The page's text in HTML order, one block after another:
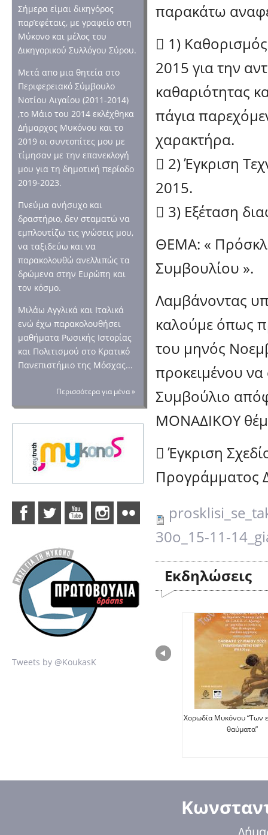
Σήμερα είμαι δικηγόρος
παρ’εφέταις, με γραφείο στη
Μύκονο και μέλος του
Δικηγορικού Συλλόγου Σύρου.
Μετά απο μια θητεία στο
Περιφερειακό Σύμβουλο
Νοτίου Αιγαίου (2011-2014)
,το Μάιο του 2014 εκλέχθηκα
Δήμαρχος Μυκόνου και το
2019 οι συντοπίτες μου με
τίμησαν με την επανεκλογή
μου για τη δημοτική περίοδο
2019-2023.
Πνεύμα ανήσυχο και
δραστήριο, δεν σταματώ να
εμπλουτίζω τις γνώσεις μου,
να ταξιδεύω και να
παρακολουθώ ανελλιπώς τα
δρώμενα στην Ευρώπη και
τον κόσμο.
Μιλάω Αγγλικά και Ιταλικά
ενώ έχω παρακολουθήσει
μαθήματα Ρωσικής Ιστορίας
και Πολιτισμού στο Κρατικό
Πανεπιστήμιο της Μόσχας...
Περισσότερα για μένα »
Tweets by @KoukasK
παρακάτω
 1)
2015 για την
καθαριότητας
πάγια
χαρακτήρα.
 2) Έγκριση
2015.
 3) Εξέταση
ΘΕΜΑ: «
Συμβουλίου ».
Λαμβάνοντας
καλούμε όπως
του μηνός
προκειμένου να
Συμβούλιο
ΜΟΝΑΔΙΚΟΥ
 Έγκριση
Προγράμματος
30o_15-11-
Εκδηλώσεις
Χορωδία Μυκόνου “Των
θαύματα”